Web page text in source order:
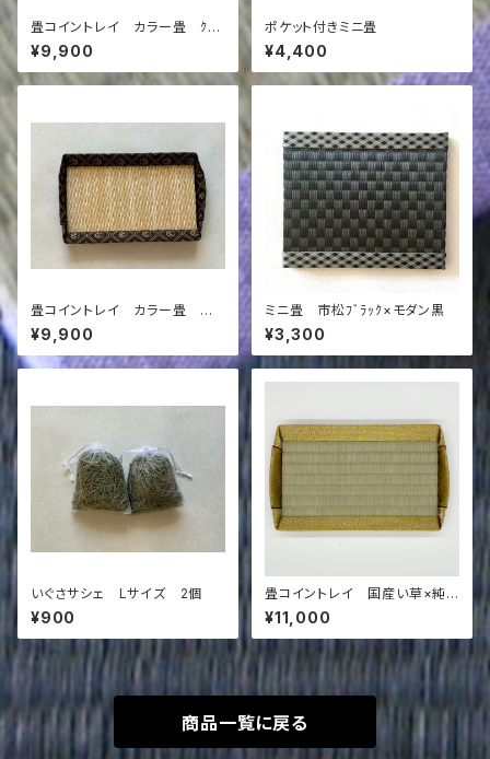
畳コイントレイ カラー畳 ｸﾞﾘ
ｰﾝ×ｸﾞﾘｰﾝ(ドット)
¥9,900
ポケット付きミニ畳
¥4,400
畳コイントレイ カラー畳 乳
白色×足跡ﾌﾞﾗｳﾝ
¥9,900
ミニ畳 市松ﾌﾞﾗｯｸ×モダン黒
¥3,300
いぐさサシェ Lサイズ 2個
¥900
畳コイントレイ 国産い草×純
金縁
¥11,000
商品一覧に戻る